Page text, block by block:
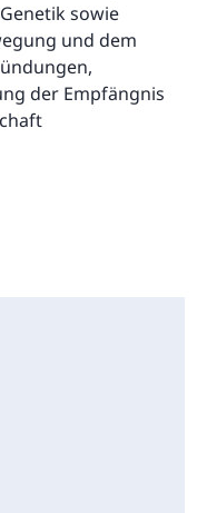
sowie
und dem
der Empfängnis